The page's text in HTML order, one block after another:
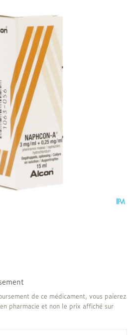
de ce médicament, vous paierez
pharmacie et non le prix affiché sur